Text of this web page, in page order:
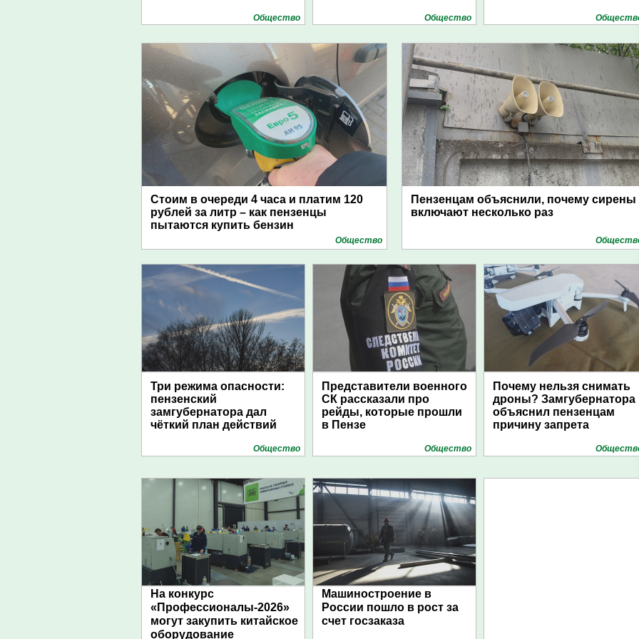
Общество Общество
Стоим в очереди 4 часа и платим 120
рублей за литр – как пензенцы
пытаются купить бензин
Общество
Пензенцам объяснили, почему сирены
включают несколько раз
Три режима опасности:
пензенский
замгубернатора дал
чёткий план действий
Общество
Представители военного
СК рассказали про
рейды, которые прошли
в Пензе
Общество
Почему нельзя снимать
дроны? Замгубернатора
объяснил пензенцам
причину запрета
На конкурс
«Профессионалы-2026»
могут закупить китайское
оборудование
Машиностроение в
России пошло в рост за
счет госзаказа